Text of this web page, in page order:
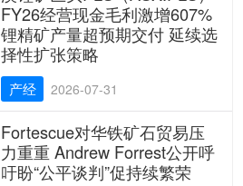
FY26经营现金毛利激增607%
锂精矿产量超预期交付 延续选
择性扩张策略
产经 2026-07-31
Fortescue对华铁矿石贸易压
力重重 Andrew Forrest公开呼
吁盼“公平谈判”促持续繁荣